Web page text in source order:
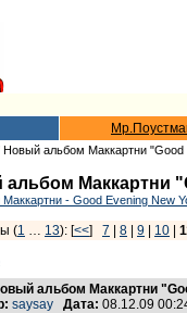
Новый альбом Маккартни "Good
Маккартни
- Good Evening New
(1 … 13): [<<] 7 8 9 10
альбом Маккартни
saysay Дата: 08.12.09